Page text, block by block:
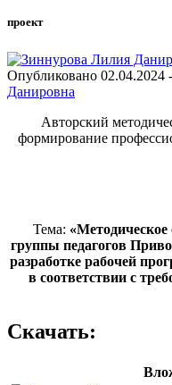
проект
Опубликовано 02.04.2024
Данировна
Авторский
формирование
Тема:
группы педагогов
разработке рабочей
в соответствии с
Скачать: